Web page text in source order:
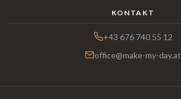
KONTAKT
+43 676 740 55 12
office@make-my-day.at